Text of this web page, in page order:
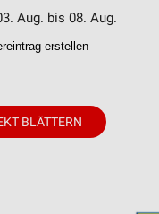
Aug. bis 08. Aug.
erstellen
BLÄTTERN